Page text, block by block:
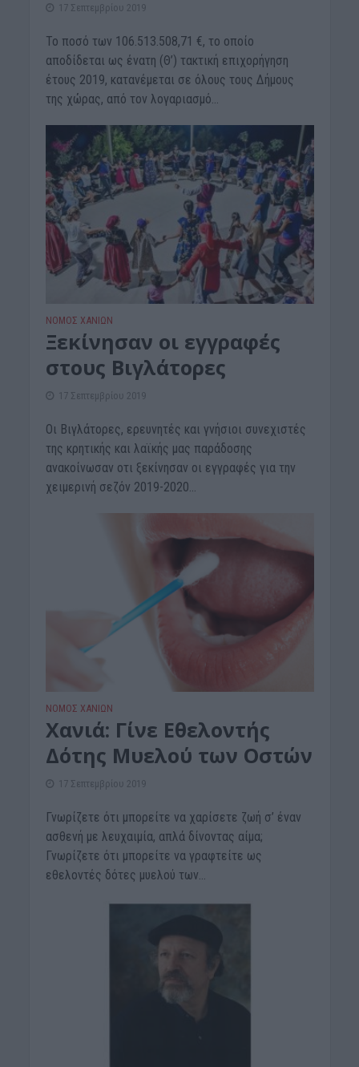
17 Σεπτεμβρίου 2019
Το ποσό των 106.513.508,71 €, το οποίο
αποδίδεται ως ένατη (Θ’) τακτική επιχορήγηση
έτους 2019, κατανέμεται σε όλους τους Δήμους
της χώρας, από τον λογαριασμό...
ΝΟΜΌΣ ΧΑΝΊΩΝ
Ξεκίνησαν οι εγγραφές
στους Βιγλάτορες
17 Σεπτεμβρίου 2019
Οι Βιγλάτορες, ερευνητές και γνήσιοι συνεχιστές
της κρητικής και λαϊκής μας παράδοσης
ανακοίνωσαν οτι ξεκίνησαν οι εγγραφές για την
χειμερινή σεζόν 2019-2020...
ΝΟΜΌΣ ΧΑΝΊΩΝ
Χανιά: Γίνε Εθελοντής
Δότης Μυελού των Οστών
17 Σεπτεμβρίου 2019
Γνωρίζετε ότι μπορείτε να χαρίσετε ζωή σ’ έναν
ασθενή με λευχαιμία, απλά δίνοντας αίμα;
Γνωρίζετε ότι μπορείτε να γραφτείτε ως
εθελοντές δότες μυελού των...